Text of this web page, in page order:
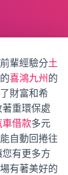
N
輩經驗分土
喜鴻九州 的
財富和希
重環保處
車借款多元
自動回捲往
有更多方
有著美好的